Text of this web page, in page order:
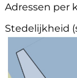
Adressen per
Stedelijkheid